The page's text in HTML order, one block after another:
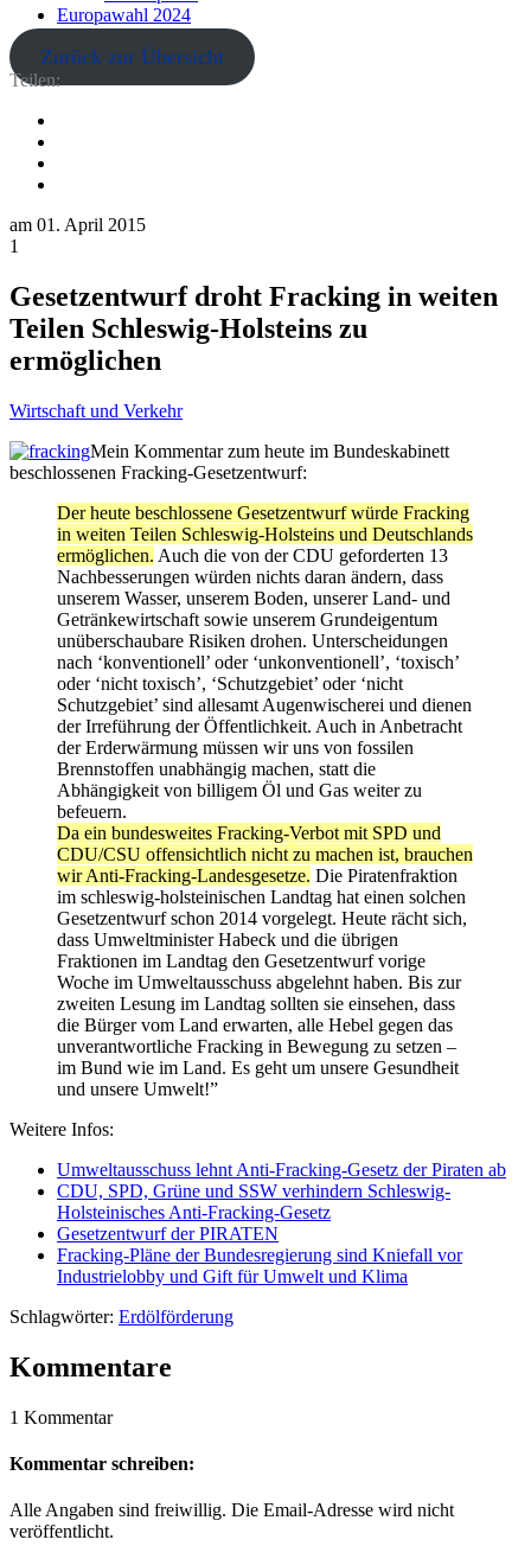
Europawahl 2024
Zurück zur Übersicht
Teilen:
am 01. April 2015
1
Gesetzentwurf droht Fracking in weiten
Teilen Schleswig-Holsteins zu
ermöglichen
Wirtschaft und Verkehr
Mein Kommentar zum heute im Bundeskabinett
beschlossenen Fracking-Gesetzentwurf:
Der heute beschlossene Gesetzentwurf würde Fracking
in weiten Teilen Schleswig-Holsteins und Deutschlands
ermöglichen. Auch die von der CDU geforderten 13
Nachbesserungen würden nichts daran ändern, dass
unserem Wasser, unserem Boden, unserer Land- und
Getränkewirtschaft sowie unserem Grundeigentum
unüberschaubare Risiken drohen. Unterscheidungen
nach ‘konventionell’ oder ‘unkonventionell’, ‘toxisch’
oder ‘nicht toxisch’, ‘Schutzgebiet’ oder ‘nicht
Schutzgebiet’ sind allesamt Augenwischerei und dienen
der Irreführung der Öffentlichkeit. Auch in Anbetracht
der Erderwärmung müssen wir uns von fossilen
Brennstoffen unabhängig machen, statt die
Abhängigkeit von billigem Öl und Gas weiter zu
befeuern.
Da ein bundesweites Fracking-Verbot mit SPD und
CDU/CSU offensichtlich nicht zu machen ist, brauchen
wir Anti-Fracking-Landesgesetze. Die Piratenfraktion
im schleswig-holsteinischen Landtag hat einen solchen
Gesetzentwurf schon 2014 vorgelegt. Heute rächt sich,
dass Umweltminister Habeck und die übrigen
Fraktionen im Landtag den Gesetzentwurf vorige
Woche im Umweltausschuss abgelehnt haben. Bis zur
zweiten Lesung im Landtag sollten sie einsehen, dass
die Bürger vom Land erwarten, alle Hebel gegen das
unverantwortliche Fracking in Bewegung zu setzen –
im Bund wie im Land. Es geht um unsere Gesundheit
und unsere Umwelt!”
Weitere Infos:
Umweltausschuss lehnt Anti-Fracking-Gesetz der Piraten ab
CDU, SPD, Grüne und SSW verhindern Schleswig-
Holsteinisches Anti-Fracking-Gesetz
Gesetzentwurf der PIRATEN
Fracking-Pläne der Bundesregierung sind Kniefall vor
Industrielobby und Gift für Umwelt und Klima
Schlagwörter: Erdölförderung
Kommentare
1 Kommentar
Kommentar schreiben:
Alle Angaben sind freiwillig. Die Email-Adresse wird nicht
veröffentlicht.